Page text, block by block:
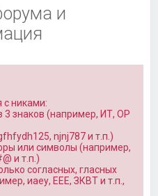
и
с никами:
знаков (например, ИТ, OP
njnj787 и т.п.)
или символы (например,
и т.п.)
согласных, гласных
иаеу, ЕЕЕ, ЗКВТ и т.п.,